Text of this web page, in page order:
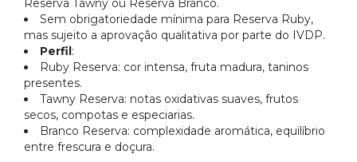
Reserva Tawny ou Reserva Branco.
Sem obrigatoriedade mínima para Reserva Ruby,
mas sujeito a aprovação qualitativa por parte do IVDP.
Perfil:
Ruby Reserva: cor intensa, fruta madura, taninos
presentes.
Tawny Reserva: notas oxidativas suaves, frutos
secos, compotas e especiarias.
Branco Reserva: complexidade aromática, equilíbrio
entre frescura e doçura.